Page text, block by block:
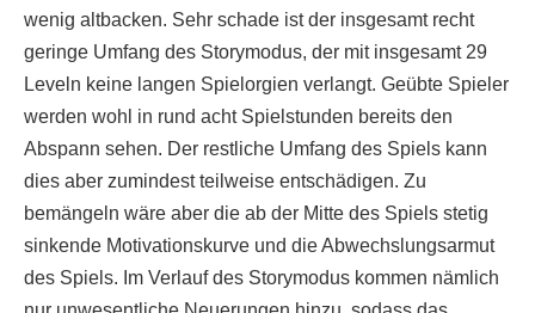
wenig altbacken. Sehr schade ist der insgesamt recht
geringe Umfang des Storymodus, der mit insgesamt 29
Leveln keine langen Spielorgien verlangt. Geübte Spieler
werden wohl in rund acht Spielstunden bereits den
Abspann sehen. Der restliche Umfang des Spiels kann
dies aber zumindest teilweise entschädigen. Zu
bemängeln wäre aber die ab der Mitte des Spiels stetig
sinkende Motivationskurve und die Abwechslungsarmut
des Spiels. Im Verlauf des Storymodus kommen nämlich